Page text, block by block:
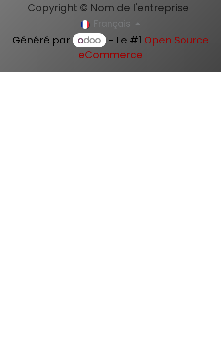
Copyright © Nom de l'entreprise
Français
Généré par - Le #1 Open Source
eCommerce